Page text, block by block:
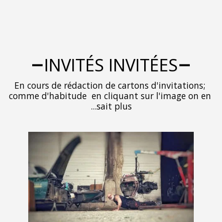
INVITÉS
En cours de rédaction
comme d'habitude  en